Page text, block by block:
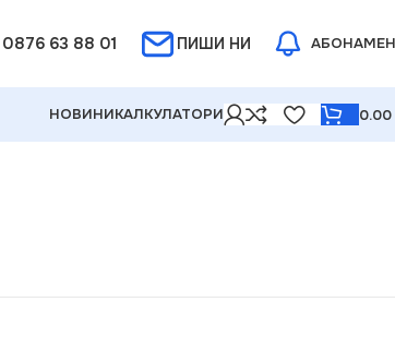
0876 63 88 01 ПИШИ НИ
НОВИНИКАЛКУЛАТОРИ 0.00